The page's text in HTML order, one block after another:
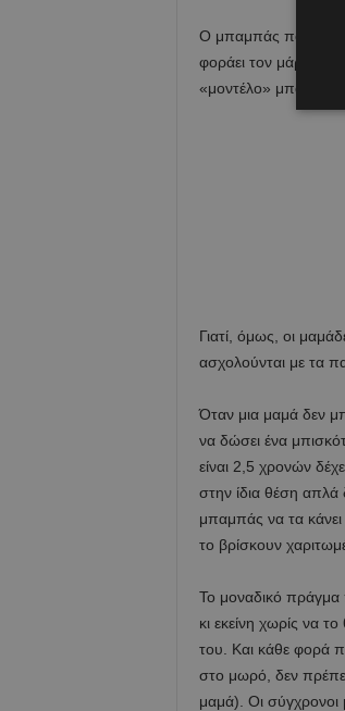
Ο μπαμπάς που τα
φοράει τον μάρσιπο
«μοντέλο» μπαμπά.
Γιατί, όμως, οι
ασχολούνται με τα
Όταν μια μαμά δεν
να δώσει ένα
είναι 2,5 χρονών
στην ίδια θέση απλά
μπαμπάς να τα κάνει
το βρίσκουν
Το μοναδικό πράγμα
κι εκείνη χωρίς να
του. Και κάθε φορά
στο μωρό, δεν
μαμά). Οι